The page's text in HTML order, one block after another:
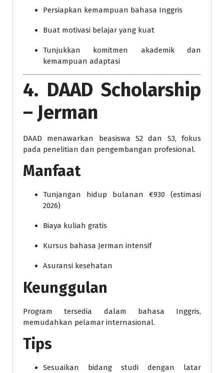
Persiapkan kemampuan bahasa Inggris
Buat motivasi belajar yang kuat
Tunjukkan komitmen akademik dan
kemampuan adaptasi
4. DAAD Scholarship
– Jerman
DAAD menawarkan beasiswa S2 dan S3, fokus
pada penelitian dan pengembangan profesional.
Manfaat
Tunjangan hidup bulanan €930 (estimasi
2026)
Biaya kuliah gratis
Kursus bahasa Jerman intensif
Asuransi kesehatan
Keunggulan
Program tersedia dalam bahasa Inggris,
memudahkan pelamar internasional.
Tips
Sesuaikan bidang studi dengan latar